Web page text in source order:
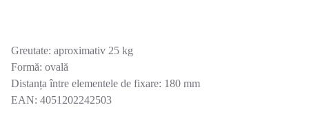
Greutate: aproximativ 25 kg
Formă: ovală
Distanța între elementele de fixare: 180 mm
EAN: 4051202242503